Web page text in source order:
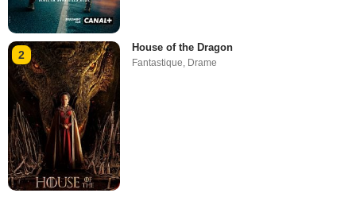
2
House of the Dragon
Fantastique Drame